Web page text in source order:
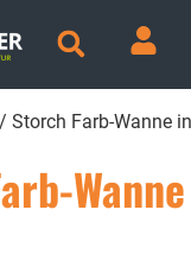
/ Storch Farb-Wanne